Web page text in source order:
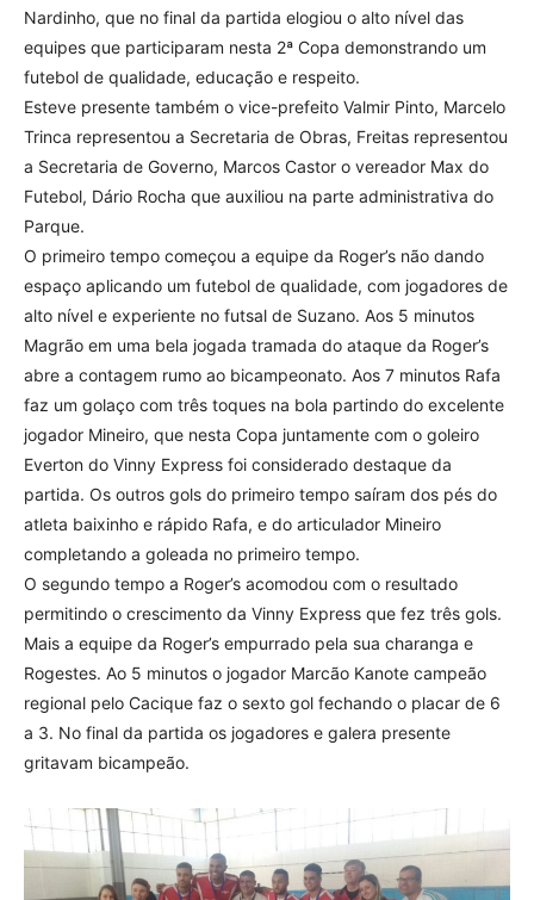
Nardinho, que no final da partida elogiou o alto nível das
equipes que participaram nesta 2ª Copa demonstrando um
futebol de qualidade, educação e respeito.
Esteve presente também o vice-prefeito Valmir Pinto, Marcelo
Trinca representou a Secretaria de Obras, Freitas representou
a Secretaria de Governo, Marcos Castor o vereador Max do
Futebol, Dário Rocha que auxiliou na parte administrativa do
Parque.
O primeiro tempo começou a equipe da Roger’s não dando
espaço aplicando um futebol de qualidade, com jogadores de
alto nível e experiente no futsal de Suzano. Aos 5 minutos
Magrão em uma bela jogada tramada do ataque da Roger’s
abre a contagem rumo ao bicampeonato. Aos 7 minutos Rafa
faz um golaço com três toques na bola partindo do excelente
jogador Mineiro, que nesta Copa juntamente com o goleiro
Everton do Vinny Express foi considerado destaque da
partida. Os outros gols do primeiro tempo saíram dos pés do
atleta baixinho e rápido Rafa, e do articulador Mineiro
completando a goleada no primeiro tempo.
O segundo tempo a Roger’s acomodou com o resultado
permitindo o crescimento da Vinny Express que fez três gols.
Mais a equipe da Roger’s empurrado pela sua charanga e
Rogestes. Ao 5 minutos o jogador Marcão Kanote campeão
regional pelo Cacique faz o sexto gol fechando o placar de 6
a 3. No final da partida os jogadores e galera presente
gritavam bicampeão.